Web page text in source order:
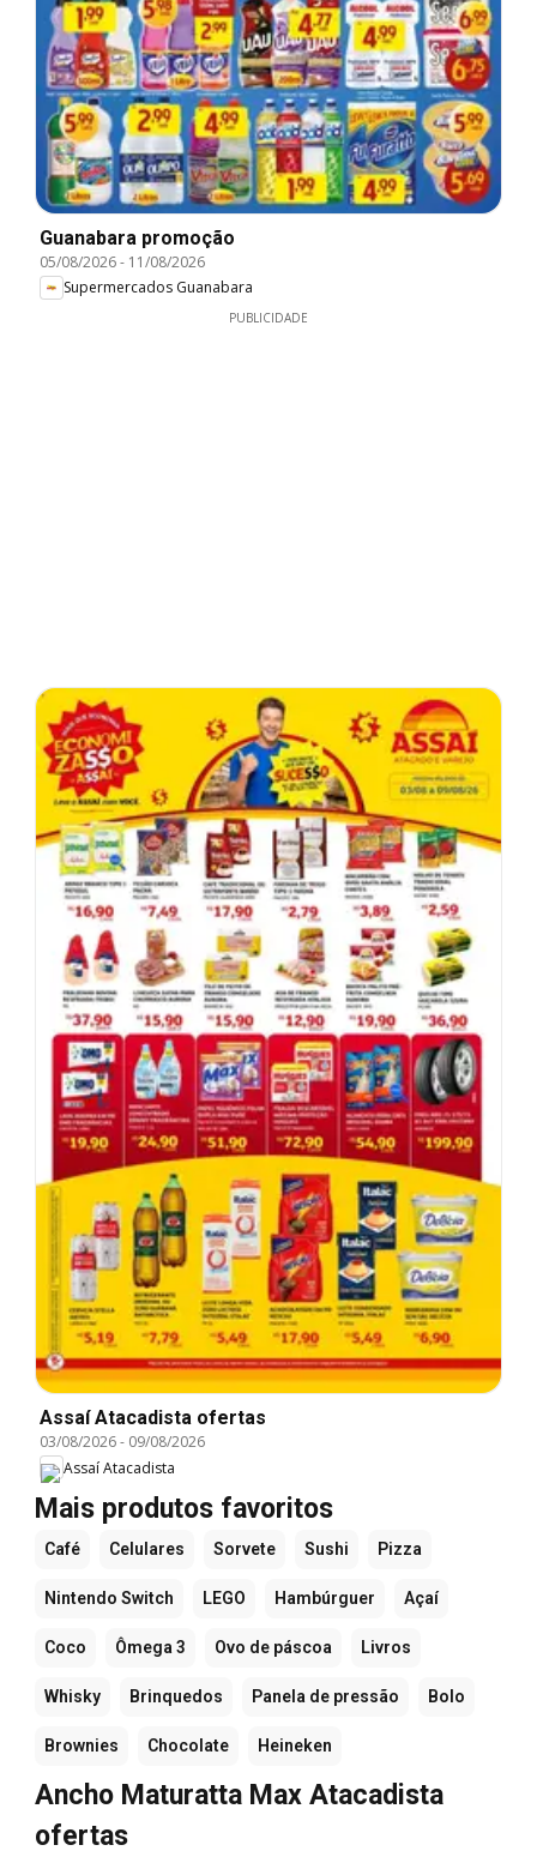
Guanabara promoção
05/08/2026- 11/08/2026
Supermercados Guanabara
PUBLICIDADE
Assaí Atacadista ofertas
03/08/2026- 09/08/2026
Assaí Atacadista
Mais produtos favoritos
Café Celulares Sorvete Sushi Pizza
Nintendo Switch LEGO Hambúrguer Açaí
Coco Ômega 3 Ovo de páscoa Livros
Whisky Brinquedos Panela de pressão Bolo
Brownies Chocolate Heineken
Ancho Maturatta Max Atacadista
ofertas